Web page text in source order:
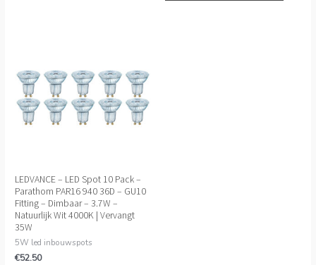
LEDVANCE – LED Spot 10 Pack –
Parathom PAR16 940 36D – GU10
Fitting – Dimbaar – 3.7W –
Natuurlijk Wit 4000K | Vervangt
35W
5W led inbouwspots
€52.50